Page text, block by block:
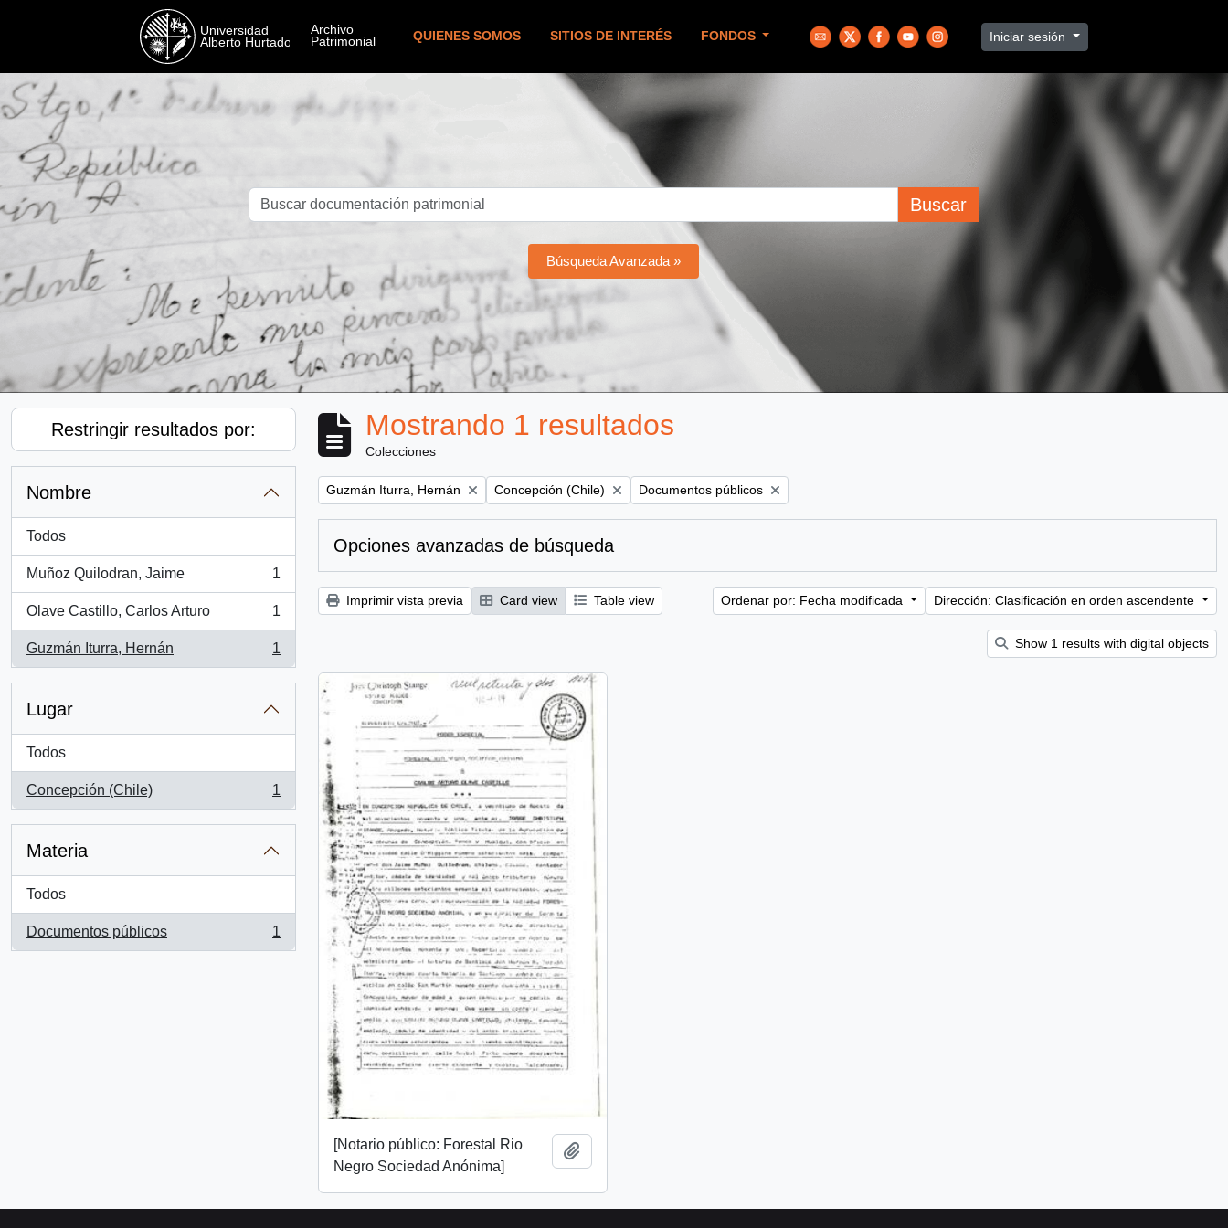
QUIENES SOMOS SITIOS DE INTERÉS FONDOS Iniciar sesión
Buscar
Búsqueda Avanzada »
Restringir resultados por:
Nombre
Todos
Muñoz Quilodran, Jaime
, 1 resultados
1
Olave Castillo, Carlos Arturo
, 1 resultados
1
Guzmán Iturra, Hernán
, 1 resultados
1
Lugar
Todos
Concepción (Chile)
, 1 resultados
1
Materia
Todos
Documentos públicos
, 1 resultados
1
Mostrando 1 resultados
Colecciones
Remove filter:
Guzmán Iturra, Hernán Remove filter:
Concepción (Chile) Remove filter:
Documentos públicos
Opciones avanzadas de búsqueda
Imprimir vista previa Card view Table view Ordenar por: Fecha modificada Dirección: Clasificación en orden ascendente
Show 1 results with digital objects
[Notario público: Forestal Rio
Negro Sociedad Anónima]